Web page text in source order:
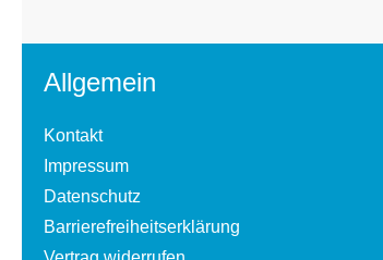
Allgemein
Kontakt
Impressum
Datenschutz
Barrierefreiheitserklärung